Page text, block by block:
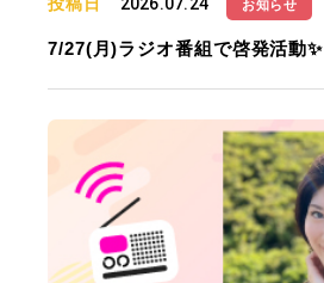
お知らせ
7/27(月)ラジオ番組で啓発活動✨